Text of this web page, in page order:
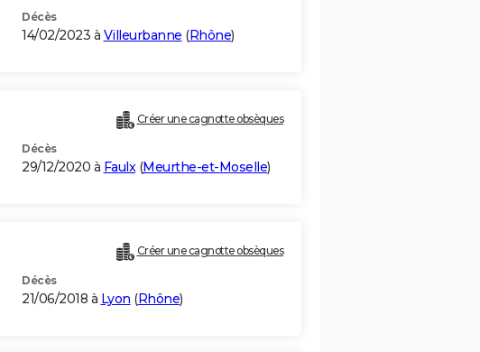
Décès
14/02/2023 à Villeurbanne (Rhône)
Créer une cagnotte obsèques
Décès
29/12/2020 à Faulx(Meurthe-et-Moselle)
Créer une cagnotte obsèques
Décès
21/06/2018 à Lyon (Rhône)